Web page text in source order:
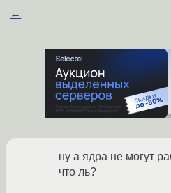
←
ну а ядра не могут
что ль?